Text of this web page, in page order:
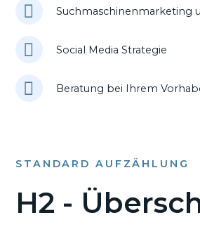
Suchmaschinenmarketing
Social Media Strategie
Beratung bei Ihrem
STANDARD AUFZÄHLUNG
H2 -